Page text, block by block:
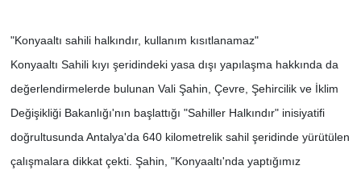
"Konyaaltı sahili halkındır, kullanım kısıtlanamaz"
Konyaaltı Sahili kıyı şeridindeki yasa dışı yapılaşma hakkında da
değerlendirmelerde bulunan Vali Şahin, Çevre, Şehircilik ve İklim
Değişikliği Bakanlığı'nın başlattığı "Sahiller Halkındır" inisiyatifi
doğrultusunda Antalya'da 640 kilometrelik sahil şeridinde yürütülen
çalışmalara dikkat çekti. Şahin, "Konyaaltı'nda yaptığımız